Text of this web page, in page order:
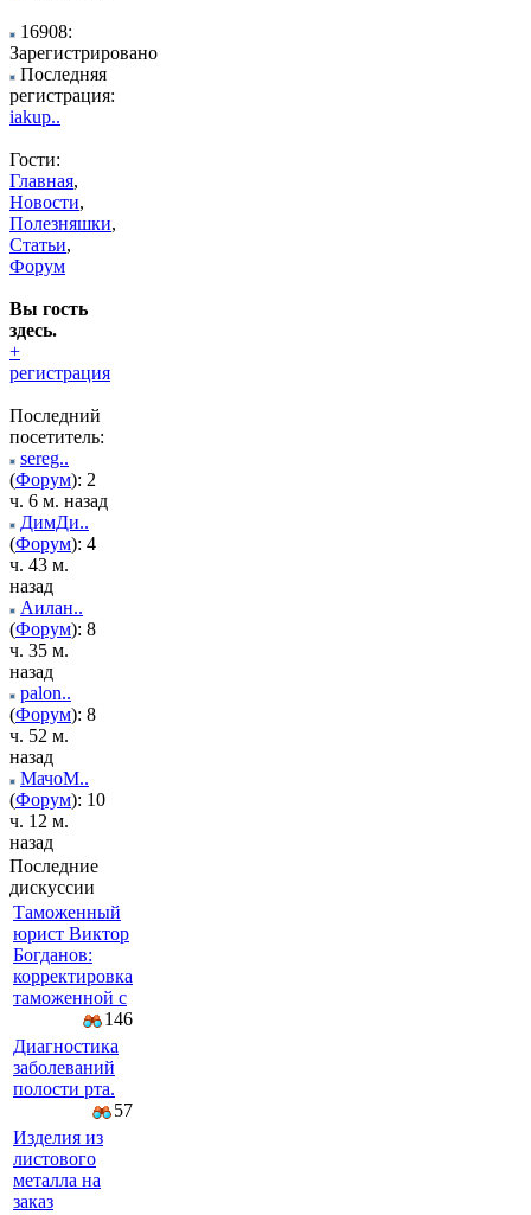
16908:
Зарегистрировано
Последняя
регистрация:
iakup..
Гости:
Главная,
Новости,
Полезняшки,
Статьи,
Форум
Вы гость
здесь.
+
регистрация
Последний
посетитель:
sereg..
(Форум): 2
ч. 6 м. назад
ДимДи..
(Форум): 4
ч. 43 м.
назад
Аилан..
(Форум): 8
ч. 35 м.
назад
palon..
(Форум): 8
ч. 52 м.
назад
МачоМ..
(Форум): 10
ч. 12 м.
назад
Последние
дискуссии
Таможенный
юрист Виктор
Богданов:
корректировка
таможенной с
146
Диагностика
заболеваний
полости рта.
57
Изделия из
листового
металла на
заказ